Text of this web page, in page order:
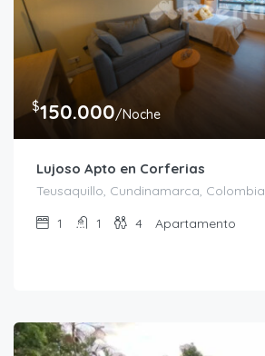
$150.000/Noche
Lujoso Apto en Corferias
Teusaquillo, Cundinamarca, Colombia
1
1 4 Apartamento